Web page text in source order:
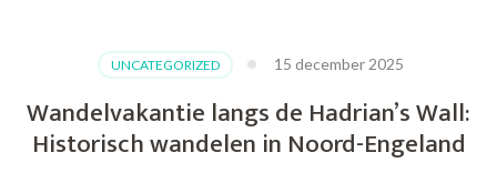
van
Harz
tijdens
een
UNCATEGORIZED 15 december 2025
Wandelvakantie langs de Hadrian’s Wall:
Historisch wandelen in Noord-Engeland